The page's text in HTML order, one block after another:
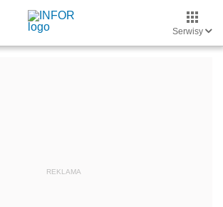
Serwisy